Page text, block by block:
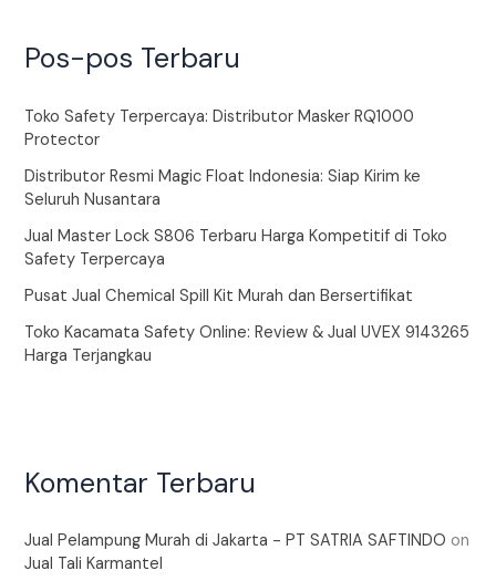
Pos-pos Terbaru
Toko Safety Terpercaya: Distributor Masker RQ1000
Protector
Distributor Resmi Magic Float Indonesia: Siap Kirim ke
Seluruh Nusantara
Jual Master Lock S806 Terbaru Harga Kompetitif di Toko
Safety Terpercaya
Pusat Jual Chemical Spill Kit Murah dan Bersertifikat
Toko Kacamata Safety Online: Review & Jual UVEX 9143265
Harga Terjangkau
Komentar Terbaru
Jual Pelampung Murah di Jakarta - PT SATRIA SAFTINDO on
Jual Tali Karmantel